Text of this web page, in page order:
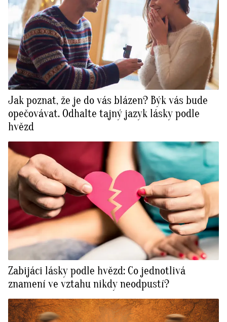
Jak poznat, že je do vás blázen? Býk vás bude
opečovávat. Odhalte tajný jazyk lásky podle
hvězd
Zabijáci lásky podle hvězd: Co jednotlivá
znamení ve vztahu nikdy neodpustí?